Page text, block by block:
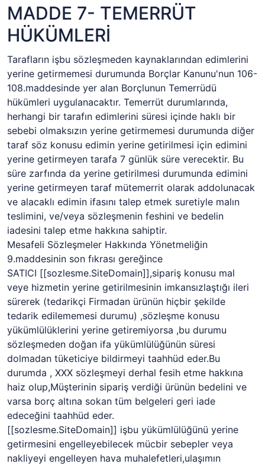
MADDE 7- TEMERRÜT
HÜKÜMLERİ
Tarafların işbu sözleşmeden kaynaklarından edimlerini
yerine getirmemesi durumunda Borçlar Kanunu'nun 106-
108.maddesinde yer alan Borçlunun Temerrüdü
hükümleri uygulanacaktır. Temerrüt durumlarında,
herhangi bir tarafın edimlerini süresi içinde haklı bir
sebebi olmaksızın yerine getirmemesi durumunda diğer
taraf söz konusu edimin yerine getirilmesi için edimini
yerine getirmeyen tarafa 7 günlük süre verecektir. Bu
süre zarfında da yerine getirilmesi durumunda edimini
yerine getirmeyen taraf mütemerrit olarak addolunacak
ve alacaklı edimin ifasını talep etmek suretiyle malın
teslimini, ve/veya sözleşmenin feshini ve bedelin
iadesini talep etme hakkına sahiptir.
Mesafeli Sözleşmeler Hakkında Yönetmeliğin
9.maddesinin son fıkrası gereğince
SATICI [[sozlesme.SiteDomain]],sipariş konusu mal
veye hizmetin yerine getirilmesinin imkansızlaştığı ileri
sürerek (tedarikçi Firmadan ürünün hiçbir şekilde
tedarik edilememesi durumu) ,sözleşme konusu
yükümlülüklerini yerine getiremiyorsa ,bu durumu
sözleşmeden doğan ifa yükümlülüğünün süresi
dolmadan tüketiciye bildirmeyi taahhüd eder.Bu
durumda , XXX sözleşmeyi derhal fesih etme hakkına
haiz olup,Müşterinin sipariş verdiği ürünün bedelini ve
varsa borç altına sokan tüm belgeleri geri iade
edeceğini taahhüd eder.
[[sozlesme.SiteDomain]] işbu yükümlülüğünü yerine
getirmesini engelleyebilecek mücbir sebepler veya
nakliyeyi engelleyen hava muhalefetleri,ulaşımın